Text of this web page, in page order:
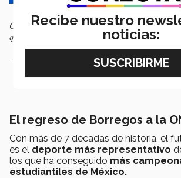
Calendario de juegos de los 5 equipos de
que participarán en la Liga Mayor de la ONEFA.
El regreso de Borregos a la
Con más de 7 décadas de historia, el
es el deporte más representativo
los que ha conseguido más
estudiantiles de México.
Recibe nuestro
noticias: